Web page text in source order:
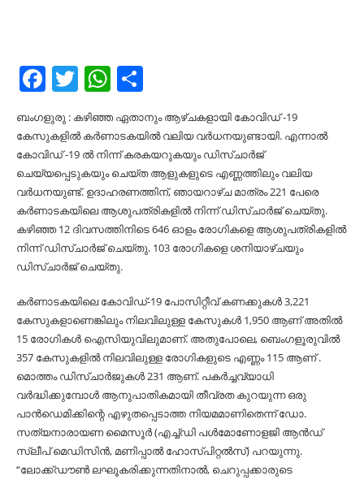
Facebook
TwitterWhatsApp
ബംഗളുരു : കഴിഞ്ഞ ഏതാനും ആഴ്ചകളായി കോവിഡ് -19
കേസുകളിൽ കർണാടകയിൽ വലിയ വർധനയുണ്ടായി. എന്നാൽ
കോവിഡ് -19 ൽ നിന്ന് കരകയറുകയും ഡിസ്ചാർജ്
ചെയ്യപ്പെടുകയും ചെയ്ത ആളുകളുടെ എണ്ണത്തിലും വലിയ
വർധനയുണ്ട്. ഉദാഹരണത്തിന്, ഞായറാഴ്ച മാത്രം 221 പേരെ
കർണാടകയിലെ ആശുപത്രികളിൽ നിന്ന് ഡിസ്ചാർജ് ചെയ്തു.
കഴിഞ്ഞ 12 ദിവസത്തിനിടെ 646 ഓളം രോഗികളെ ആശുപത്രികളിൽ
നിന്ന് ഡിസ്ചാർജ് ചെയ്തു. 103 രോഗികളെ ശനിയാഴ്ചയും
ഡിസ്ചാർജ് ചെയ്തു.
കർണാടകയിലെ കോവിഡ്-19 പോസിറ്റീവ് കണക്കുകൾ 3,221
കേസുകളാണെങ്കിലും നിലവിലുള്ള കേസുകൾ 1,950 ആണ് അതിൽ
15 രോഗികൾ ഐസിയുവിലുമാണ്. അതുപോലെ, ബെംഗളൂരുവിൽ
357 കേസുകളിൽ നിലവിലുള്ള രോഗികളുടെ എണ്ണം 115 ആണ് .
മൊത്തം ഡിസ്ചാർജുകൾ 231 ആണ്. പകർച്ചവ്യാധി
വർദ്ധിക്കുമ്പോൾ ആനുപാതികമായി തീവ്രത കുറയുന്ന ഒരു
പാൻഡെമിക്കിന്റെ എഴുതപ്പെടാത്ത നിയമമാണിതെന്ന് ഡോ.
സത്യനാരായണ മൈസൂർ (എച്ച്ഡി പൾമോണോളജി ആൻഡ്
സ്ലീപ് മെഡിസിൻ, മണിപ്പാൽ ഹോസ്പിറ്റൽസ്) പറയുന്നു.
“ലോക്ക്ഡൗൺ ലഘൂകരിക്കുന്നതിനാൽ, ചെറുപ്പക്കാരുടെ